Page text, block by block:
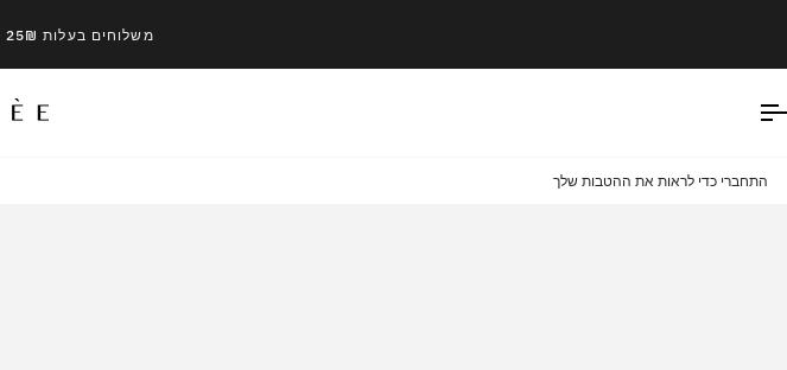
משלוחים בעלות 25₪
התחברי כדי לראות את ההטבות שלך